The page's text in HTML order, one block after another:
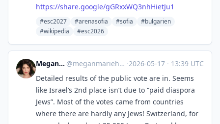
https://share.google/gGRxxWQ3nhHietJu1
#esc2027 #arenasofia #sofia
#bulgarien
#wikipedia
#esc2026
Megan Marie Hart @meganmariehart@mastodon.social ·2026-05-17 · 13:39 UTC
Detailed results of the public vote are in. Seems
like Israel’s 2nd place isn’t due to “paid diaspora
Jews”. Most of the votes came from countries
where there are hardly any Jews! Switzerland, for